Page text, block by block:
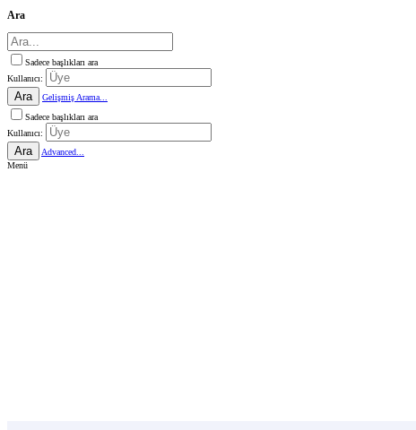
Ara
Sadece başlıkları ara
Kullanıcı:
Ara
Gelişmiş Arama...
Sadece başlıkları ara
Kullanıcı:
Ara
Advanced...
Menü